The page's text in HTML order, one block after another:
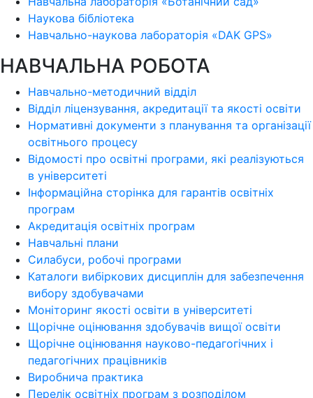
Наукова бібліотека
Навчально-наукова лабораторія «DAK GPS»
НАВЧАЛЬНА РОБОТА
Навчально-методичний відділ
Відділ ліцензування, акредитації та якості освіти
Нормативні документи з планування та організації
освітнього процесу
Відомості про освітні програми, які реалізуються
в університеті
Інформаційна сторінка для гарантів освітніх
програм
Акредитація освітніх програм
Навчальні плани
Силабуси, робочі програми
Каталоги вибіркових дисциплін для забезпечення
вибору здобувачами
Моніторинг якості освіти в університеті
Щорічне оцінювання здобувачів вищої освіти
Щорічне оцінювання науково-педагогічних і
педагогічних працівників
Виробнича практика
Перелік освітніх програм з розподілoм